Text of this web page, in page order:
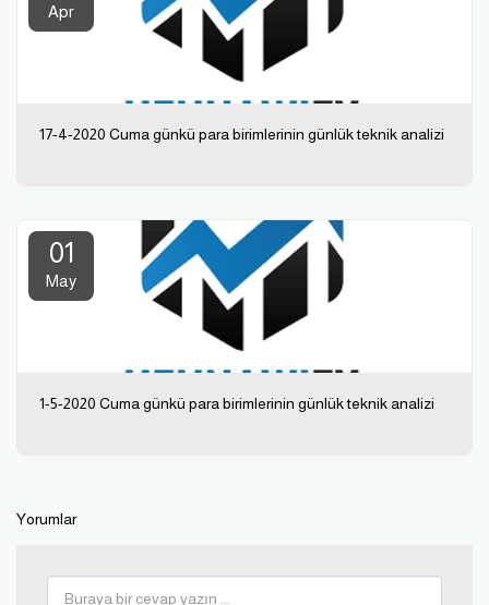
Apr
17-4-2020 Cuma günkü para birimlerinin günlük teknik analizi
01
May
1-5-2020 Cuma günkü para birimlerinin günlük teknik analizi
Yorumlar